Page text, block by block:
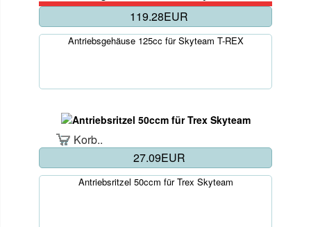
119.28EUR
Antriebsgehäuse 125cc für Skyteam T-REX
Korb..
27.09EUR
Antriebsritzel 50ccm für Trex Skyteam